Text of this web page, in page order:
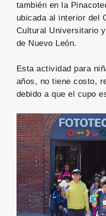
también en la
ubicada al interior del
Cultural Universitario
de Nuevo León.
Esta actividad para
años, no tiene costo,
debido a que el cupo